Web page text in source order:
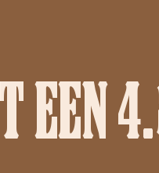
EEN